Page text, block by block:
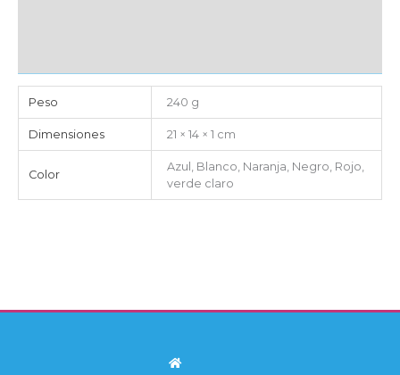
Peso 240 g
Dimensiones 21 × 14 × 1 cm
Color
Azul, Blanco, Naranja, Negro, Rojo,
verde claro